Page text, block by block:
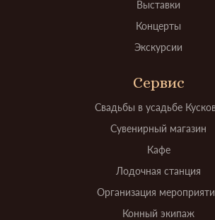
Выставки
Концерты
Экскурсии
Сервис
Свадьбы в усадьбе
Сувенирный магазин
Кафе
Лодочная станция
Организация
Конный экипаж